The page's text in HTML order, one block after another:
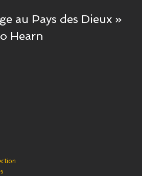
au Pays des Dieux »
Hearn